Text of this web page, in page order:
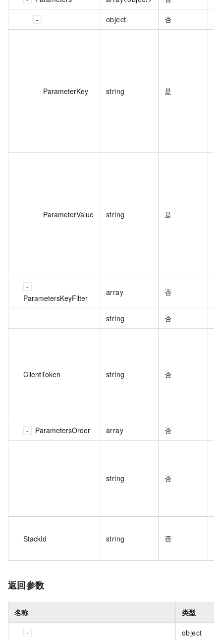
object 否
ParameterKey string 是
ParameterValue string 是
ParametersKeyFilter
array 否
string 否
ClientToken string 否
ParametersOrder array 否
string 否
StackId string 否
返回参数
名称 类型
object